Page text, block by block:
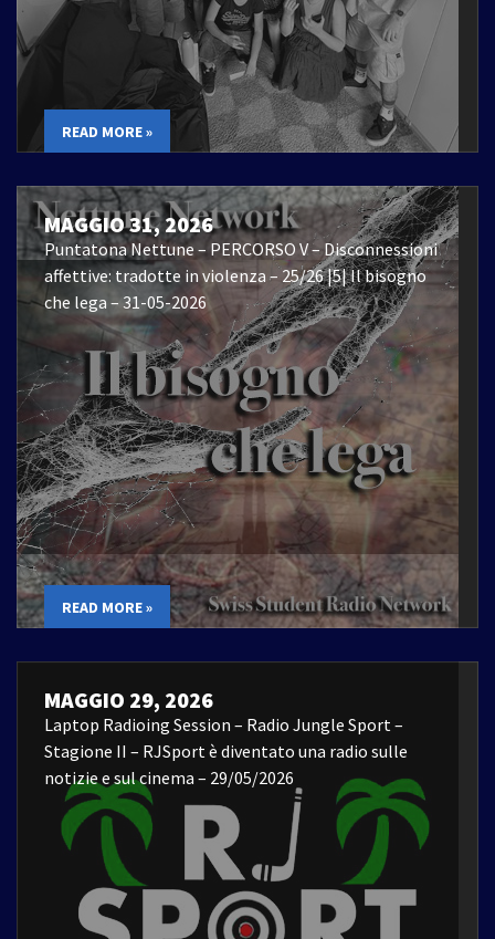
READ MORE »
MAGGIO 31, 2026
Puntatona Nettune – PERCORSO V – Disconnessioni
affettive: tradotte in violenza – 25/26 |5| Il bisogno
che lega – 31-05-2026
READ MORE »
MAGGIO 29, 2026
Laptop Radioing Session – Radio Jungle Sport –
Stagione II – RJSport è diventato una radio sulle
notizie e sul cinema – 29/05/2026